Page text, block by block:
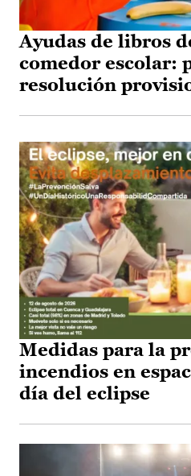
Ayudas de libros
comedor escolar:
resolución
Medidas para la
incendios en
día del eclipse